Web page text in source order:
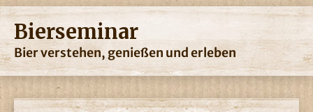
Bierseminar
Bier verstehen, genießen und erleben